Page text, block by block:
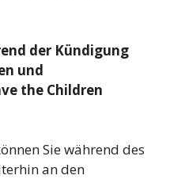
der Kündigung
und
the Children
Sie während des
an den